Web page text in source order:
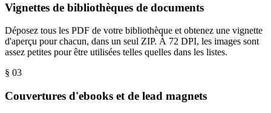
Vignettes de bibliothèques de documents
Déposez tous les PDF de votre bibliothèque et obtenez une vignette
d'aperçu pour chacun, dans un seul ZIP. À 72 DPI, les images sont
assez petites pour être utilisées telles quelles dans les listes.
§ 03
Couvertures d'ebooks et de lead magnets